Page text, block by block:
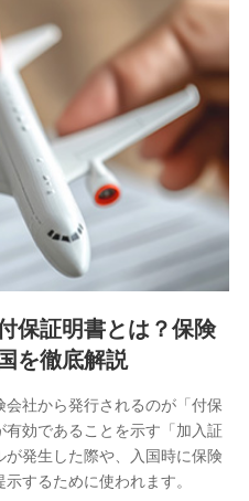
保証明書とは？保険
を徹底解説
社から発行されるのが「付保
効であることを示す「加入証
発生した際や、入国時に保険
するために使われます。